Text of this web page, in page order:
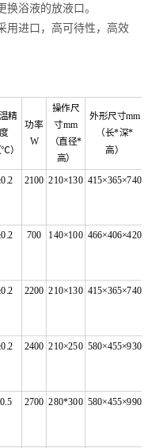
换浴液的放液口。
用进口，高可待性，高效
精
度
）
功率
W
操作尺
寸mm
（直径*
高）
外形尺寸mm
（长*深*
高）
2100 210×130 415×365×740
700 140×100 466×406×420
2200 210×130 415×365×740
2400 210×250 580×455×930
2700 280*300 580×455×990